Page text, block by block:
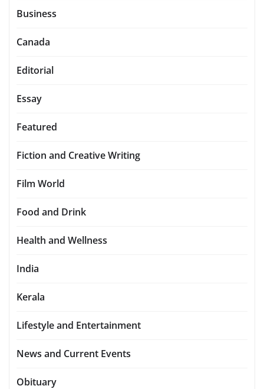
Business
Canada
Editorial
Essay
Featured
Fiction and Creative Writing
Film World
Food and Drink
Health and Wellness
India
Kerala
Lifestyle and Entertainment
News and Current Events
Obituary